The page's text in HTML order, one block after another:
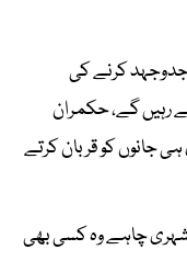
جدوجہد کرنے کی
رہیں گے، حکمران
کو قربان کرتے
چاہے وہ کسی بھی